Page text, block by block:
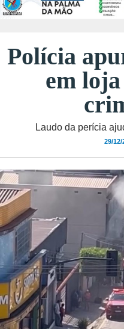
Polícia
em
Laudo da perícia
29/12/